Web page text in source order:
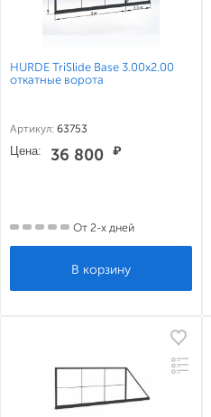
HURDE TriSlide Base 3.00x2.00
откатные ворота
Артикул: 63753
Цена: 36 800 ₽
От 2-х дней